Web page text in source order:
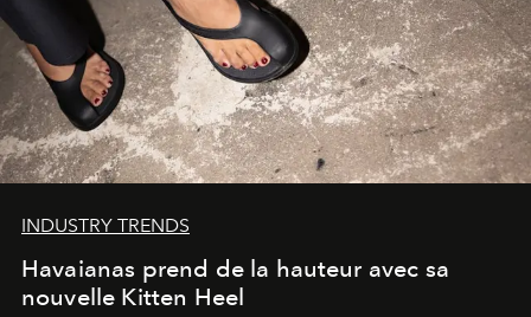
INDUSTRY TRENDS
Havaianas prend de la hauteur avec sa
nouvelle Kitten Heel